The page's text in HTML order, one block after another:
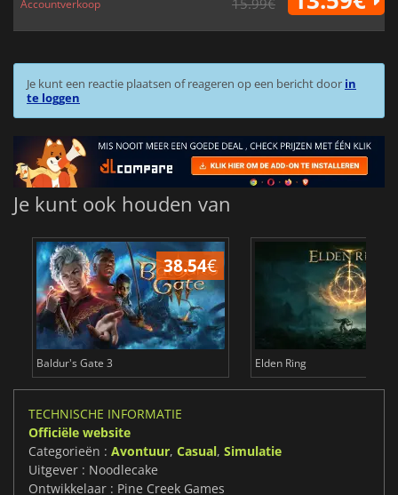
Accountverkoop 15.99€
Je kunt een reactie plaatsen of reageren op een bericht door in
te loggen
Je kunt ook houden van
38.54€
Baldur's Gate 3 Elden Ring
TECHNISCHE INFORMATIE
Officiële website
Categorieën : Avontuur, Casual, Simulatie
Uitgever : Noodlecake
Ontwikkelaar : Pine Creek Games